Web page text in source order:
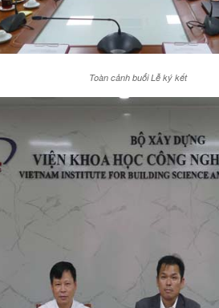
Toàn cảnh buổi Lễ ký kết